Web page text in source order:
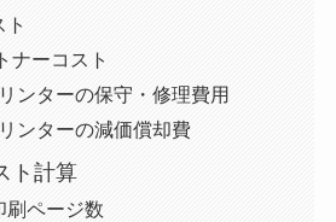
ト
ナーコスト
ンターの保守・修理費用
ンターの減価償却費
ト計算
刷ページ数